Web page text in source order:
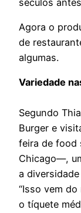
Agora o
de
algumas.
Variedade
Segundo
Burger e
feira de food
Chicago—,
a
“Isso vem
o tíquete